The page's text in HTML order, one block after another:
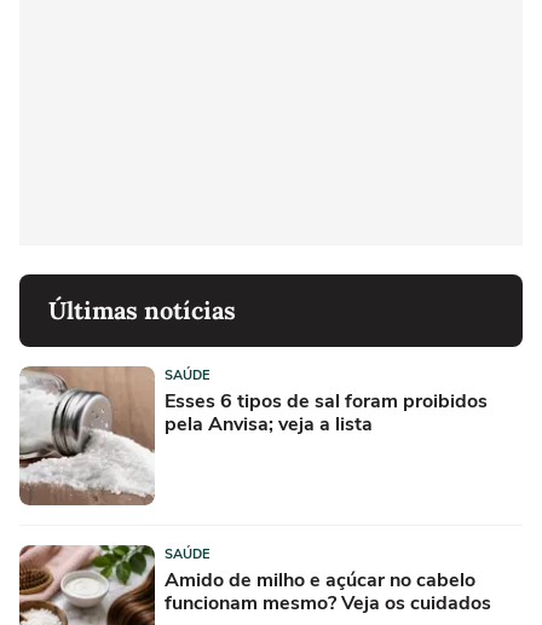
Últimas notícias
SAÚDE
Esses 6 tipos de sal foram proibidos
pela Anvisa; veja a lista
SAÚDE
Amido de milho e açúcar no cabelo
funcionam mesmo? Veja os cuidados